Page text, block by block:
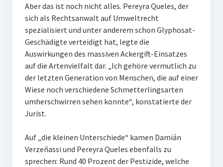
Aber das ist noch nicht alles. Pereyra Queles, der
sich als Rechtsanwalt auf Umweltrecht
spezialisiert und unter anderem schon Glyphosat-
Geschädigte verteidigt hat, legte die
Auswirkungen des massiven Ackergift-Einsatzes
auf die Artenvielfalt dar. „Ich gehöre vermutlich zu
der letzten Generation von Menschen, die auf einer
Wiese noch verschiedene Schmetterlingsarten
umherschwirren sehen konnte“, konstatierte der
Jurist.
Auf „die kleinen Unterschiede“ kamen Damián
Verzeñassi und Pereyra Queles ebenfalls zu
sprechen: Rund 40 Prozent der Pestizide, welche